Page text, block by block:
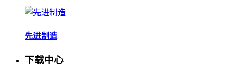
先进制造
下载中心